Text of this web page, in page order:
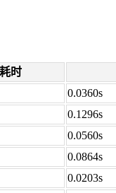
耗时
0.0360s
0.1296s
0.0560s
0.0864s
0.0203s